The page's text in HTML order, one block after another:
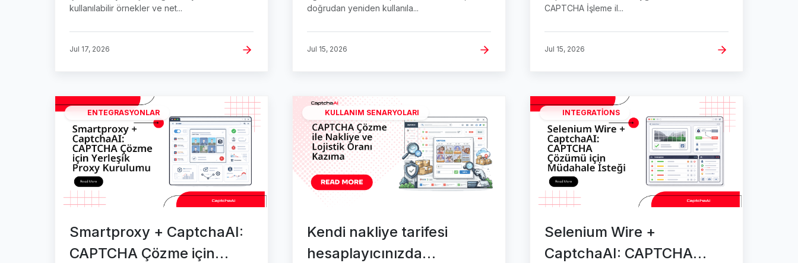
kullanılabilir örnekler ve net...
Jul 17, 2026
doğrudan yeniden kullanıla...
Jul 15, 2026
CAPTCHA İşleme il...
Jul 15, 2026
ENTEGRASYONLAR
Smartproxy + CaptchaAI:
CAPTCHA Çözme için
KULLANIM SENARYOLARI
Kendi nakliye tarifesi
hesaplayıcınızda
INTEGRATIONS
Selenium Wire +
CaptchaAI: CAPTCHA